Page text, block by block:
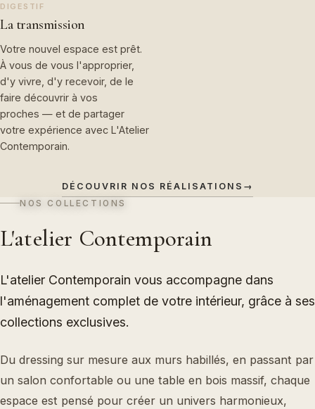
DIGESTIF
La transmission
Votre nouvel espace est prêt.
À vous de vous l'approprier,
d'y vivre, d'y recevoir, de le
faire découvrir à vos
proches — et de partager
votre expérience avec L'Atelier
Contemporain.
DÉCOUVRIR NOS RÉALISATIONS →
NOS COLLECTIONS
L'atelier Contemporain
L'atelier Contemporain vous accompagne dans
l'aménagement complet de votre intérieur, grâce à ses
collections exclusives.
Du dressing sur mesure aux murs habillés, en passant par
un salon confortable ou une table en bois massif, chaque
espace est pensé pour créer un univers harmonieux,